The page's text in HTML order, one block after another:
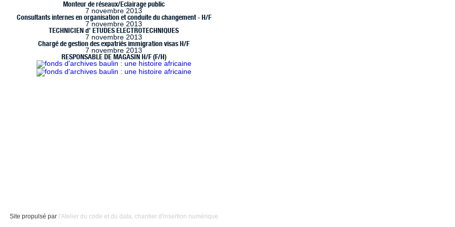
Monteur de réseaux/Eclairage public
7 novembre 2013
Consultants internes en organisation et conduite du changement - H/F
7 novembre 2013
TECHNICIEN d’ ETUDES ELECTROTECHNIQUES
7 novembre 2013
Chargé de gestion des expatriés immigration visas H/F
7 novembre 2013
RESPONSABLE DE MAGASIN H/F (F/H)
Site propulsé par l'Atelier du code et du data, chantier d'insertion numérique